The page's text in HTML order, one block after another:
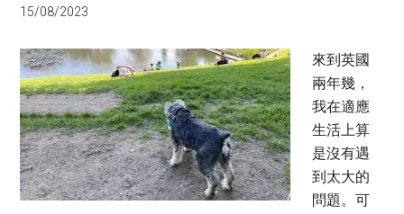
15/08/2023
來到英國
兩年幾，
我在適應
生活上算
是沒有遇
到太大的
問題。可